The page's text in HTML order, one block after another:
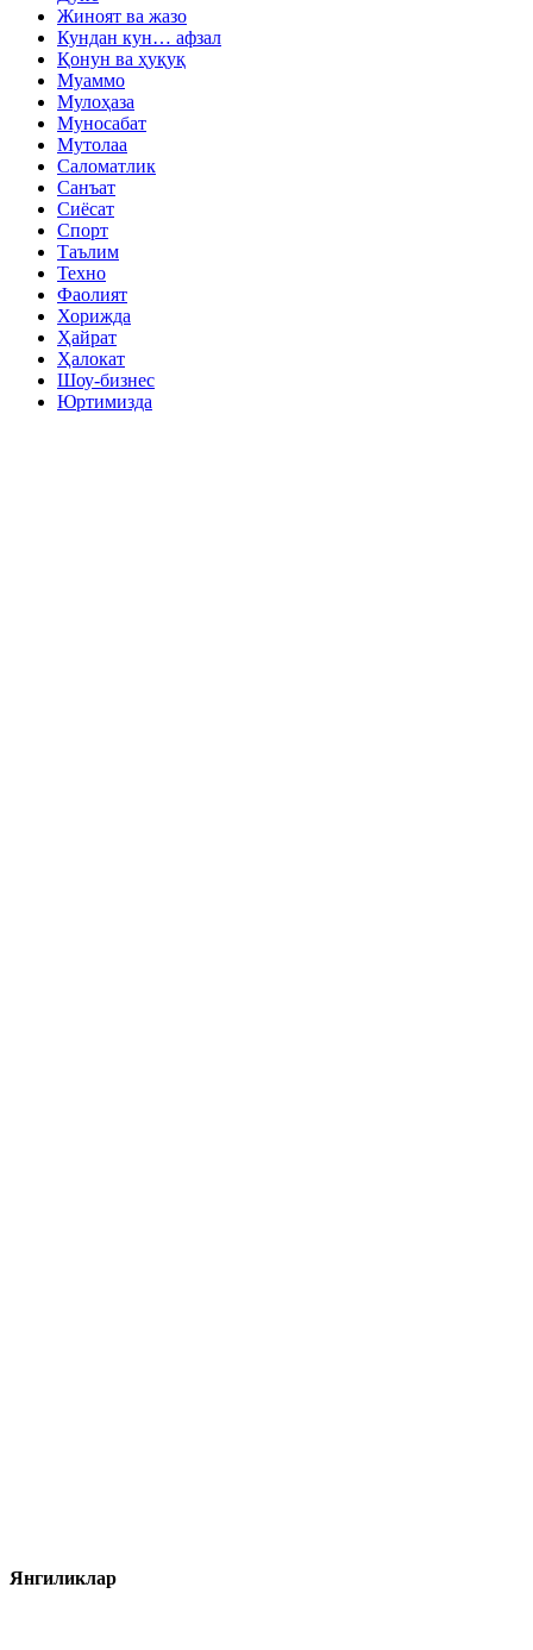
Жиноят ва жазо
Кундан кун… афзал
Қонун ва ҳуқуқ
Муаммо
Мулоҳаза
Муносабат
Мутолаа
Саломатлик
Санъат
Сиёсат
Спорт
Таълим
Техно
Фаолият
Хорижда
Ҳайрат
Ҳалокат
Шоу-бизнес
Юртимизда
Янгиликлар